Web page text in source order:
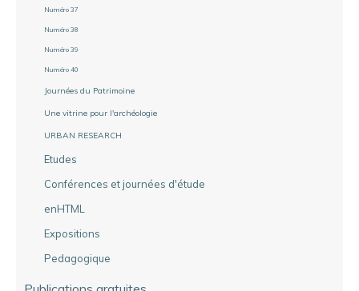
Numéro 37
Numéro 38
Numéro 39
Numéro 40
Journées du Patrimoine
Une vitrine pour l'archéologie
URBAN RESEARCH
Etudes
Conférences et journées d'étude
enHTML
Expositions
Pedagogique